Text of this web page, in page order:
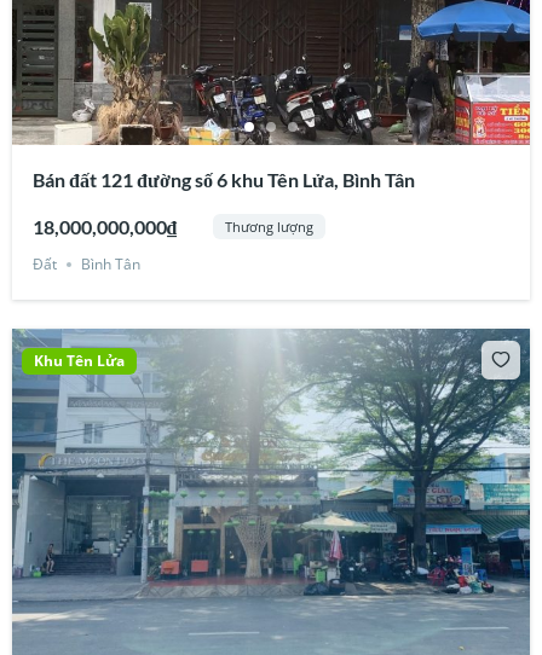
Bán đất 121 đường số 6 khu Tên Lửa, Bình Tân
18,000,000,000₫ Thương lượng
Đất Bình Tân
Khu Tên Lửa